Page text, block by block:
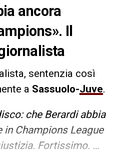
ancora
Il
sentenzia così
a Sassuolo-Juve.
che Berardi abbia
in Champions League
Fortissimo. …